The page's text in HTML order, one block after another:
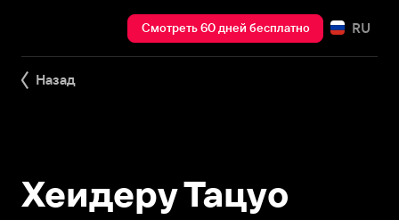
Смотреть 60 дней бесплатно RU
Назад
Хеидеру Тацуо